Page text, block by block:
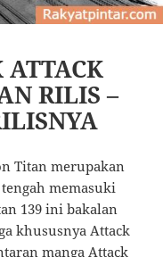
RILIS –
Titan merupakan
memasuki
139 ini bakalan
khususnya Attack
manga Attack